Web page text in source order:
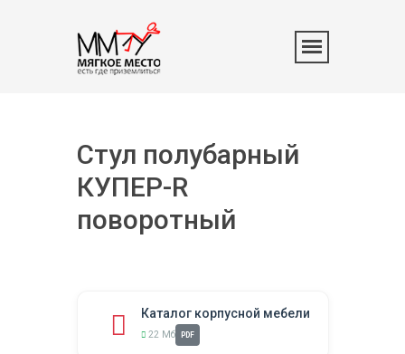
Стул полубарный
КУПЕР-R
поворотный
Каталог корпусной мебели
22 Мб PDF